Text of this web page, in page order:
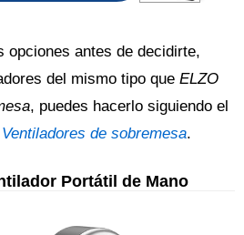
opciones antes de decidirte,
del mismo tipo que ELZO
, puedes hacerlo siguiendo el
Ventiladores de sobremesa.
Portátil de Mano